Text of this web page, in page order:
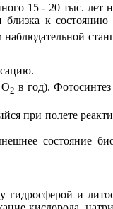
15 - 20 тыс. лет
к
О2 в год).
при полете
состояние
и